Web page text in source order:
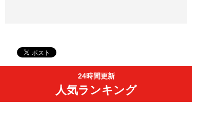
24時間更新
人気ランキング